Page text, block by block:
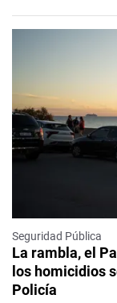
Seguridad Pública
La rambla, el
los homicidios
Policía